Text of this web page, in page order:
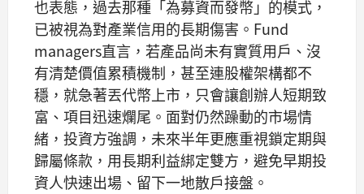
也表態，過去那種「為募資而發幣」的模式，
已被視為對產業信用的長期傷害。Fund
managers直言，若產品尚未有實質用戶、沒
有清楚價值累積機制，甚至連股權架構都不
穩，就急著丟代幣上市，只會讓創辦人短期致
富、項目迅速爛尾。面對仍然躁動的市場情
緒，投資方強調，未來半年更應重視鎖定期與
歸屬條款，用長期利益綁定雙方，避免早期投
資人快速出場、留下一地散戶接盤。